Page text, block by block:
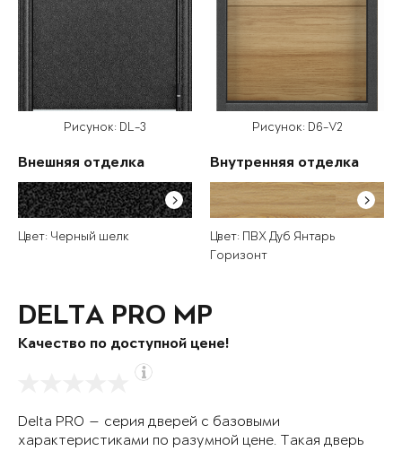
Рисунок: DL-3
Внешняя отделка
Цвет: Черный шелк
Рисунок: D6-V2
Внутренняя отделка
Цвет: ПВХ Дуб Янтарь
Горизонт
DELTA PRO MP
Качество по доступной цене!
Delta PRO — серия дверей с базовыми
характеристиками по разумной цене. Такая дверь